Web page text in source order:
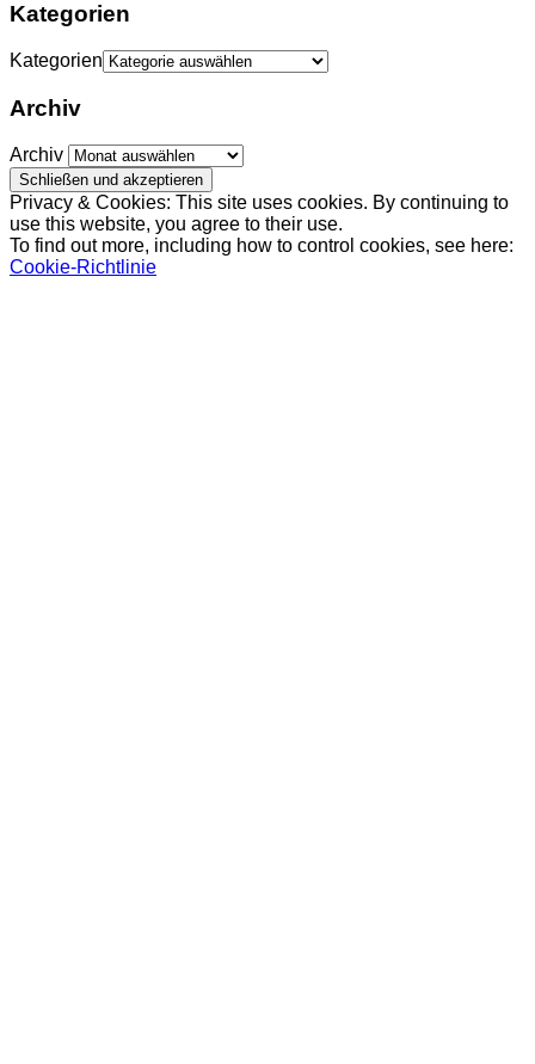
Kategorien
Kategorien
Archiv
Archiv
Privacy & Cookies: This site uses cookies. By continuing to
use this website, you agree to their use.
To find out more, including how to control cookies, see here:
Cookie-Richtlinie